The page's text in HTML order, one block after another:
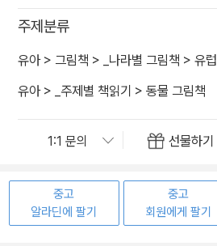
주제분류
유아> 그림책 > _나라별 그림책 > 유럽
유아> _주제별 책읽기 > 동물 그림책
선물하기
중고
알라딘에 팔기
중고
회원에게 팔기